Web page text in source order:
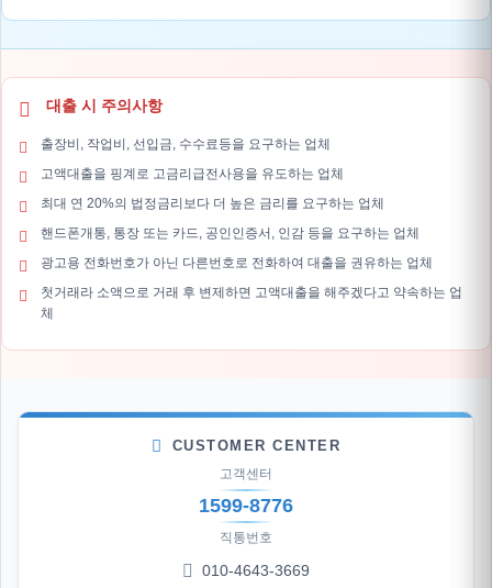
대출 시 주의사항
출장비, 작업비, 선입금, 수수료등을 요구하는 업체
고액대출을 핑계로 고금리급전사용을 유도하는 업체
최대 연 20%의 법정금리보다 더 높은 금리를 요구하는 업체
핸드폰개통, 통장 또는 카드, 공인인증서, 인감 등을 요구하는 업체
광고용 전화번호가 아닌 다른번호로 전화하여 대출을 권유하는 업체
첫거래라 소액으로 거래 후 변제하면 고액대출을 해주겠다고 약속하는 업
체
CUSTOMER CENTER
고객센터
1599-8776
직통번호
010-4643-3669